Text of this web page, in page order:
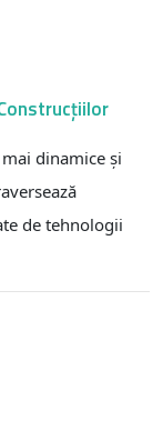
dinamice și
de tehnologii